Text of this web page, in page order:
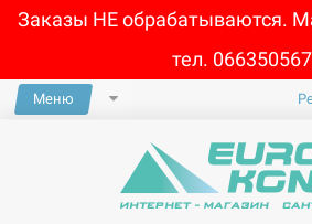
Заказы НЕ обрабатываются.
тел.
Меню